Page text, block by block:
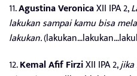
11.Agustina VeronicaXII IPA 2,
lakukan sampai kamu bisa
lakukan.
12.Kemal Afif FirziXII IPA 2,jika